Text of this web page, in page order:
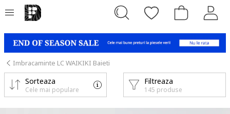
Imbracaminte LC WAIKIKI Baieti
Filtreaza
145 produse
Sorteaza
Cele mai populare